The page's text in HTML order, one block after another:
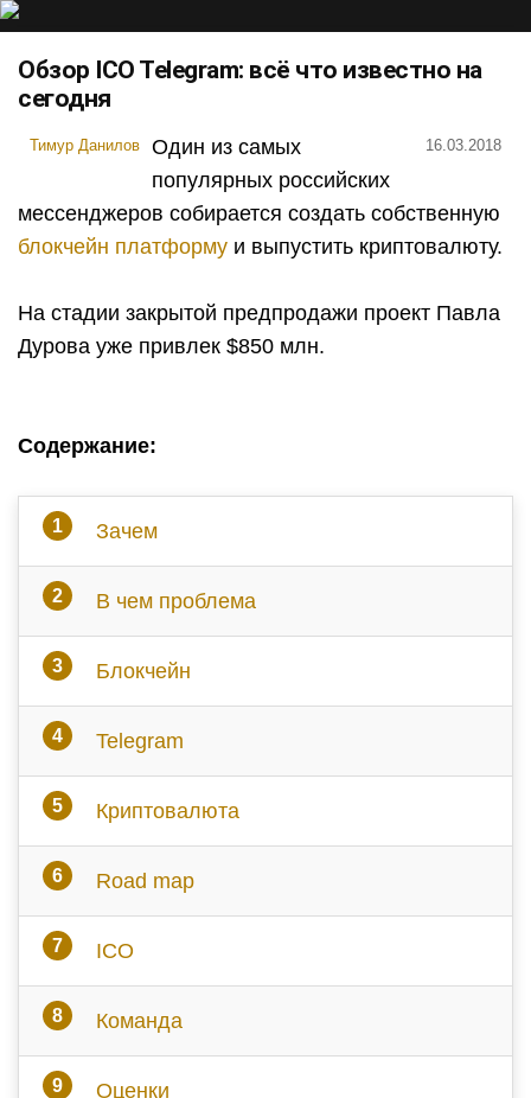
Обзор ICO Telegram: всё что известно на
сегодня
Тимур Данилов 16.03.2018
Один из самых
популярных российских
мессенджеров собирается создать собственную
блокчейн платформу и выпустить криптовалюту.
На стадии закрытой предпродажи проект Павла
Дурова уже привлек $850 млн.
Содержание:
Зачем
В чем проблема
Блокчейн
Telegram
Криптовалюта
Road map
ICO
Команда
Оценки